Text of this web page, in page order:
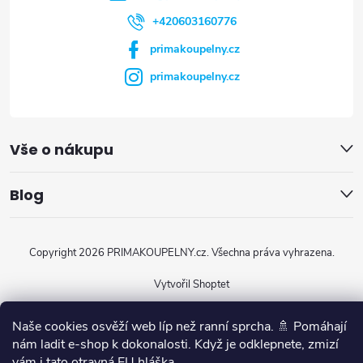
Naše cookies osvěží web líp než ranní sprcha. 🚿 Pomáhají
nám ladit e-shop k dokonalosti. Když je odklepnete, zmizí
+420603160776
primakoupelny.cz
primakoupelny.cz
Vše o nákupu
Blog
Vytvořil Shoptet
Copyright 2026 PRIMAKOUPELNY.cz. Všechna práva vyhrazena.